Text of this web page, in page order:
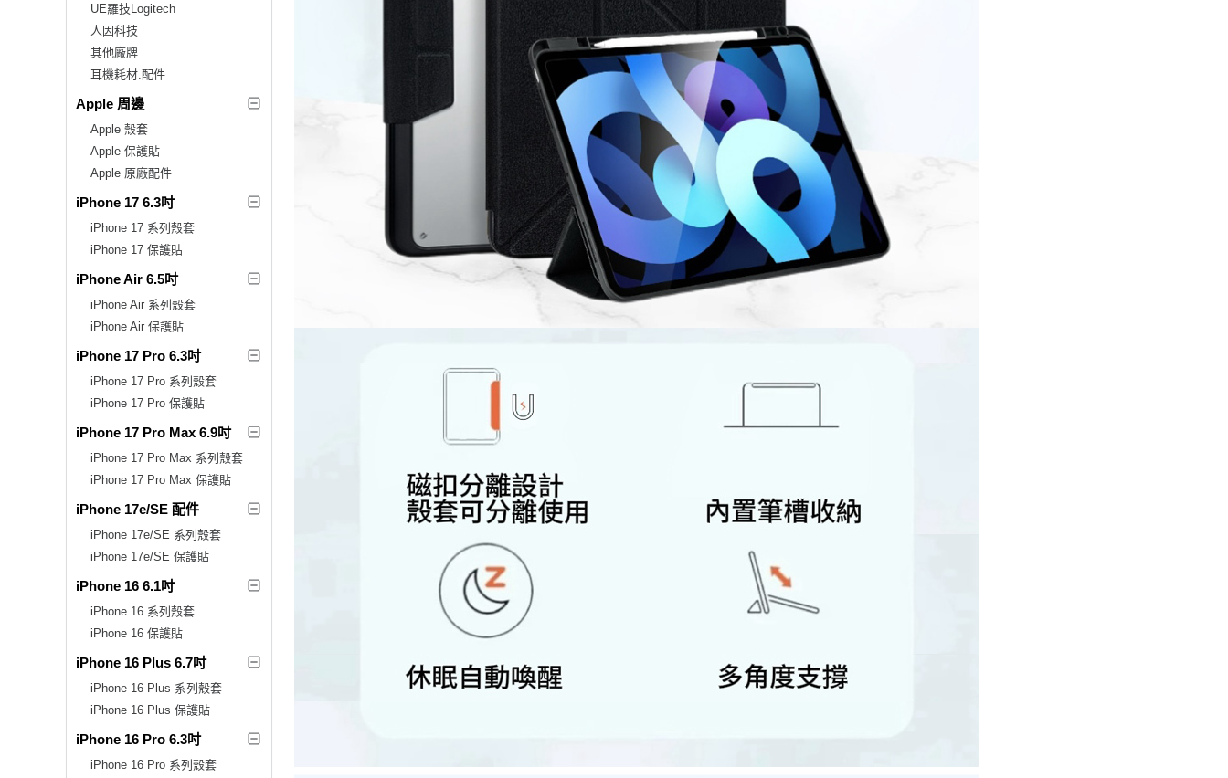
UE羅技Logitech
人因科技
其他廠牌
耳機耗材.配件
Apple 周邊
Apple 殼套
Apple 保護貼
Apple 原廠配件
iPhone 17 6.3吋
iPhone 17 系列殼套
iPhone 17 保護貼
iPhone Air 6.5吋
iPhone Air 系列殼套
iPhone Air 保護貼
iPhone 17 Pro 6.3吋
iPhone 17 Pro 系列殼套
iPhone 17 Pro 保護貼
iPhone 17 Pro Max 6.9吋
iPhone 17 Pro Max 系列殼套
iPhone 17 Pro Max 保護貼
iPhone 17e/SE 配件
iPhone 17e/SE 系列殼套
iPhone 17e/SE 保護貼
iPhone 16 6.1吋
iPhone 16 系列殼套
iPhone 16 保護貼
iPhone 16 Plus 6.7吋
iPhone 16 Plus 系列殼套
iPhone 16 Plus 保護貼
iPhone 16 Pro 6.3吋
iPhone 16 Pro 系列殼套